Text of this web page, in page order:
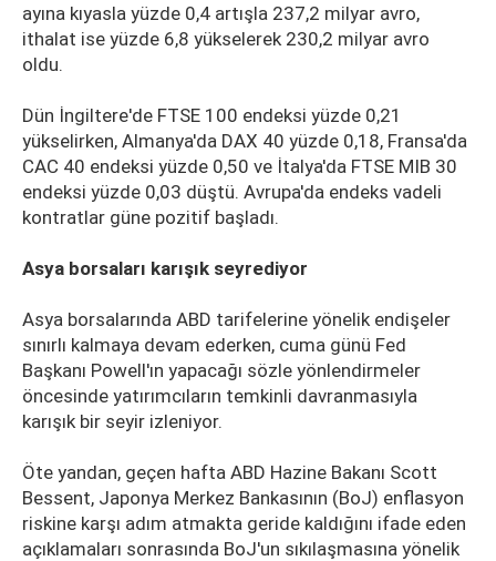
ayına kıyasla yüzde 0,4 artışla 237,2 milyar avro,
ithalat ise yüzde 6,8 yükselerek 230,2 milyar avro
oldu.
Dün İngiltere'de FTSE 100 endeksi yüzde 0,21
yükselirken, Almanya'da DAX 40 yüzde 0,18, Fransa'da
CAC 40 endeksi yüzde 0,50 ve İtalya'da FTSE MIB 30
endeksi yüzde 0,03 düştü. Avrupa'da endeks vadeli
kontratlar güne pozitif başladı.
Asya borsaları karışık seyrediyor
Asya borsalarında ABD tarifelerine yönelik endişeler
sınırlı kalmaya devam ederken, cuma günü Fed
Başkanı Powell'ın yapacağı sözle yönlendirmeler
öncesinde yatırımcıların temkinli davranmasıyla
karışık bir seyir izleniyor.
Öte yandan, geçen hafta ABD Hazine Bakanı Scott
Bessent, Japonya Merkez Bankasının (BoJ) enflasyon
riskine karşı adım atmakta geride kaldığını ifade eden
açıklamaları sonrasında BoJ'un sıkılaşmasına yönelik